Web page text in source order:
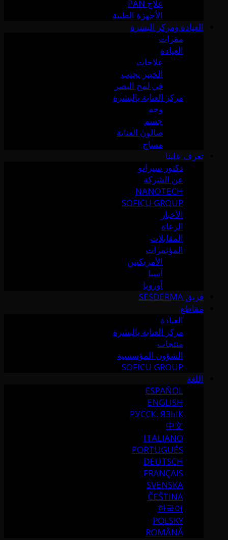
علاج PAN
الأجهزة الطبية
العيادة ومركز البشرة
مقرات
العيادة
علاجات
الخبير يجيب
في لمح البصر
مركز العناية بالبشرة
وجه
جسم
صالون العناية
مساج
تعرف علينا
دكتور سيرانو
عن الشركة
NANOTECH
SOFICU GROUP
الأخبار
الرعاة
المقابلات
المؤتمرات
الأمريكتين
آسيا
أوروبا
فريق SESDERMA
مقاطع
العيادة
مركز العناية بالبشرة
منتجات
الشؤون المؤسسية
SOFICU GROUP
اللغة
ESPAÑOL
ENGLISH
РУССК. ЯЗЫК
中文
ITALIANO
PORTUGUÉS
DEUTSCH
FRANÇAIS
SVENSKA
ČEŠTINA
한국어
POLSKY
ROMÂNĂ